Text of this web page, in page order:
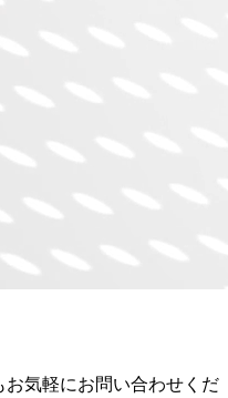
気軽にお問い合わせくだ